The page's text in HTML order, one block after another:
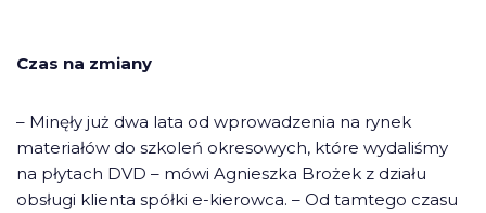
Czas na zmiany
– Minęły już dwa lata od wprowadzenia na rynek
materiałów do szkoleń okresowych, które wydaliśmy
na płytach DVD – mówi Agnieszka Brożek z działu
obsługi klienta spółki e-kierowca. – Od tamtego czasu